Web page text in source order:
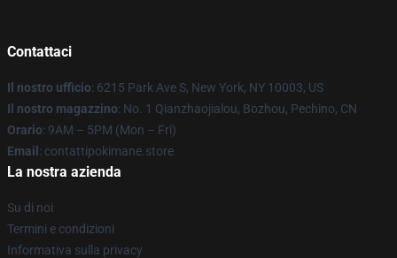
Contattaci
Il nostro ufficio: 6215 Park Ave S, New York, NY 10003, US
Il nostro magazzino: No. 1 Qianzhaojialou, Bozhou, Pechino, CN
Orario: 9AM – 5PM (Mon – Fri)
Email : contattipokimane.store
La nostra azienda
Su di noi
Termini e condizioni
Informativa sulla privacy